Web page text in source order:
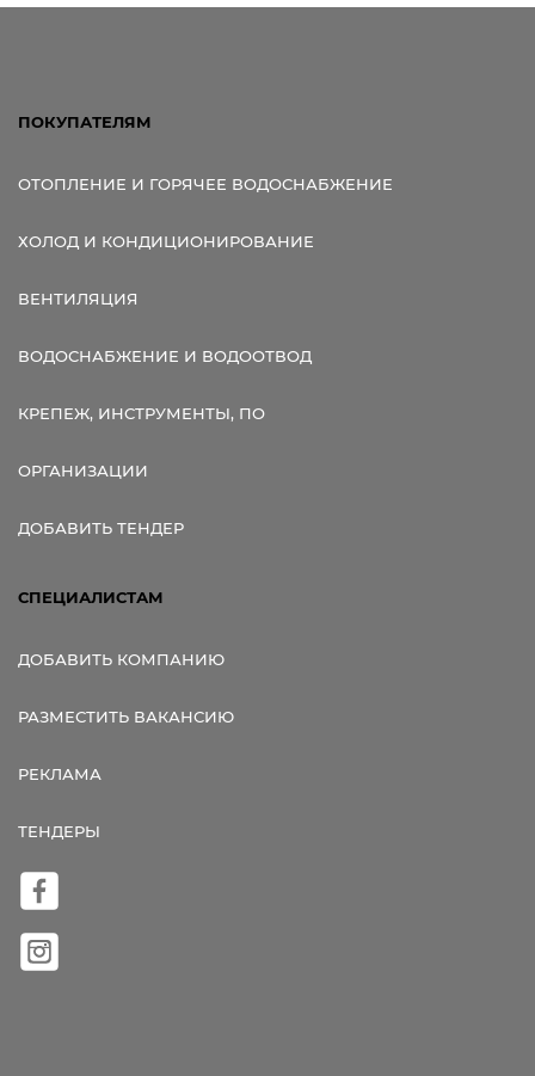
ПОКУПАТЕЛЯМ
ОТОПЛЕНИЕ И ГОРЯЧЕЕ ВОДОСНАБЖЕНИЕ
ХОЛОД И КОНДИЦИОНИРОВАНИЕ
ВЕНТИЛЯЦИЯ
ВОДОСНАБЖЕНИЕ И ВОДООТВОД
КРЕПЕЖ, ИНСТРУМЕНТЫ, ПО
ОРГАНИЗАЦИИ
ДОБАВИТЬ ТЕНДЕР
СПЕЦИАЛИСТАМ
ДОБАВИТЬ КОМПАНИЮ
РАЗМЕСТИТЬ ВАКАНСИЮ
РЕКЛАМА
ТЕНДЕРЫ